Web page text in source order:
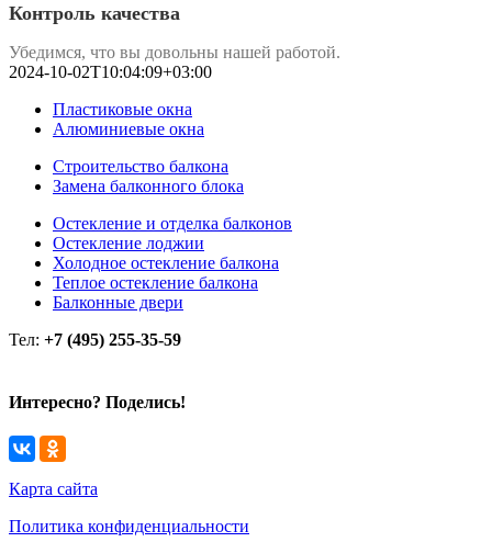
Контроль качества
Убедимся, что вы довольны нашей работой.
2024-10-02T10:04:09+03:00
Пластиковые окна
Алюминиевые окна
Строительство балкона
Замена балконного блока
Остекление и отделка балконов
Остекление лоджии
Холодное остекление балкона
Теплое остекление балкона
Балконные двери
Тел: +7 (495) 255-35-59
Интересно? Поделись!
Карта сайта
Политика конфиденциальности